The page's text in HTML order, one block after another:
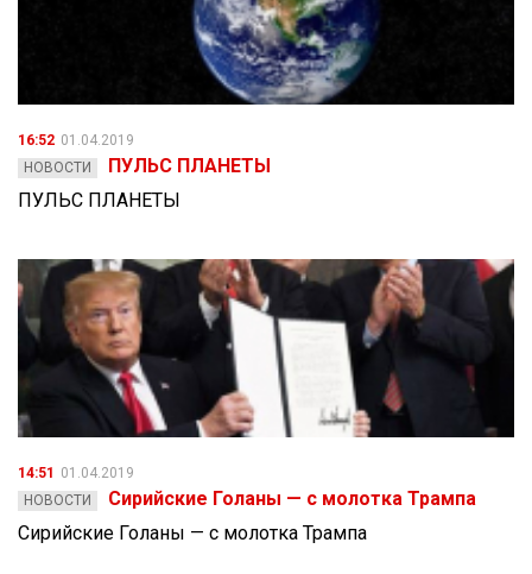
16:52 01.04.2019
НОВОСТИ
ПУЛЬС ПЛАНЕТЫ
ПУЛЬС ПЛАНЕТЫ
14:51
01.04.2019
НОВОСТИ
Сирийские Голаны — с молотка Трампа
Сирийские Голаны — с молотка Трампа